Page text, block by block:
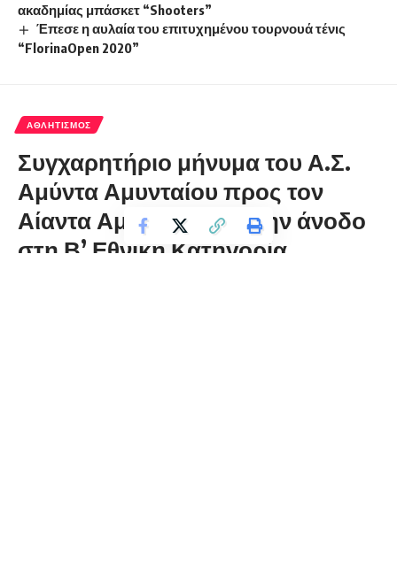
ακαδημίας μπάσκετ “Shooters”
Έπεσε η αυλαία του επιτυχημένου τουρνουά τένις
“FlorinaOpen 2020”
ΑΘΛΗΤΙΣΜΌΣ
Συγχαρητήριο μήνυμα του Α.Σ.
Αμύντα Αμυνταίου προς τον
Αίαντα Αμυνταίου για την άνοδο
στη Β’ Εθνική Κατηγορία